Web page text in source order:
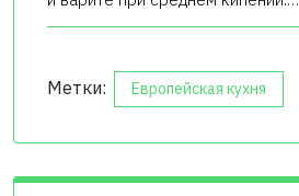
Метки: Европейская кухня